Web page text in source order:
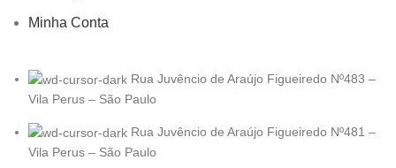
Minha Conta
Rua Juvêncio de Araújo Figueiredo Nº483 –
Vila Perus – São Paulo
Rua Juvêncio de Araújo Figueiredo Nº481 –
Vila Perus – São Paulo